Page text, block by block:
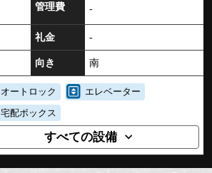
管理費 -
礼金 -
向き 南
オートロック
エレベーター
宅配ボックス
すべての設備